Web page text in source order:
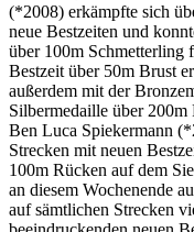
(*2008) erkämpfte sich
neue Bestzeiten und
über 100m Schmetterling
Bestzeit über 50m Brust
außerdem mit der
Silbermedaille über
Ben Luca Spiekermann
Strecken mit neuen
100m Rücken auf dem
an diesem Wochenende
auf sämtlichen Strecken